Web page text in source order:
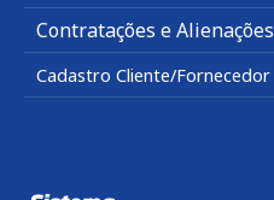
Contratações e Alienações
Cadastro Cliente/Fornecedor